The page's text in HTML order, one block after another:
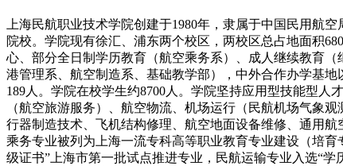
上海民航职业技术学院创建于1980年，隶属于中国民用航
院校。学院现有徐汇、浦东两个校区，两校区总占地面积
心、部分全日制学历教育（航空乘务系）、成人继续教育
港管理系、航空制造系、基础教学部），中外合作办学基
189人。学院在校学生约8700人。学院坚持应用型技能型
（航空旅游服务）、航空物流、机场运行（民航机场气象
行器制造技术、飞机结构修理、航空地面设备维修、通用
乘务专业被列为上海一流专科高等职业教育专业建设（培
级证书”上海市第一批试点推进专业，民航运输专业入选“